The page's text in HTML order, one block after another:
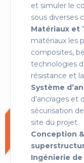
et simuler le
sous diverses
Matériaux et
matériaux les
composites,
technologies
résistance et
Système
d’ancrages et
sécurisation
site du projet
Conception
Ingénierie